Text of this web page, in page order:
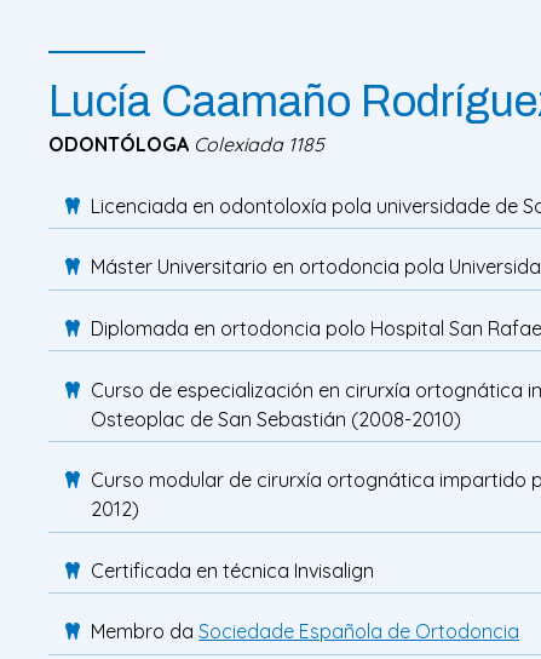
Lucía Caamaño
ODONTÓLOGA Colexiada 1185
Licenciada en odontoloxía pola universidade de
Máster Universitario en ortodoncia pola
Diplomada en ortodoncia polo Hospital San
Curso de especialización en cirurxía ortognática
Osteoplac de San Sebastián (2008-2010)
Curso modular de cirurxía ortognática impartido
2012)
Certificada en técnica Invisalign
Membro daSociedade Española de Ortodoncia